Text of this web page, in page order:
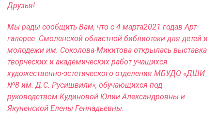
Друзья!
Мы рады сообщить Вам, что с 4 марта2021 годав Арт-
галерее Смоленской областной библиотеки для детей и
молодежи им. Соколова-Микитова открылась выставка
творческих и академических работ учащихся
художественно-эстетического отделения МБУДО «ДШИ
№8 им. Д.С. Русишвили», обучающихся под
руководством Кудиновой Юлии Александровны и
Якуненской Елены Геннадьевны.